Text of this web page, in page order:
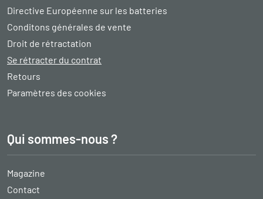
Directive Européenne sur les batteries
Conditons générales de vente
Droit de rétractation
Se rétracter du contrat
Retours
Paramètres des cookies
Qui sommes-nous ?
Magazine
Contact